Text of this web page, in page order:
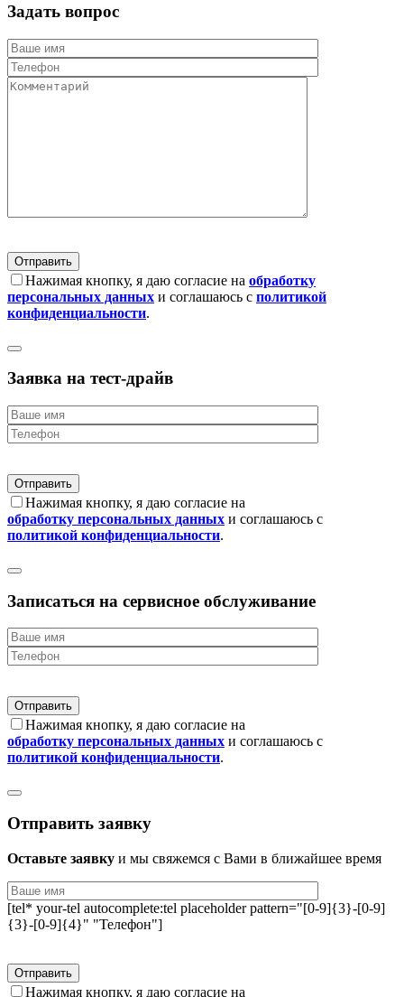
Задать вопрос
Нажимая кнопку, я даю согласие на обработку
персональных данных и соглашаюсь с политикой
конфиденциальности.
Заявка на тест-драйв
Нажимая кнопку, я даю согласие на
обработку персональных данных и соглашаюсь с
политикой конфиденциальности.
Записаться на сервисное обслуживание
Нажимая кнопку, я даю согласие на
обработку персональных данных и соглашаюсь с
политикой конфиденциальности.
Отправить заявку
Оставьте заявку и мы свяжемся с Вами в ближайшее время
[tel* your-tel autocomplete:tel placeholder pattern="[0-9]{3}-[0-9]
{3}-[0-9]{4}" "Телефон"]
Нажимая кнопку, я даю согласие на